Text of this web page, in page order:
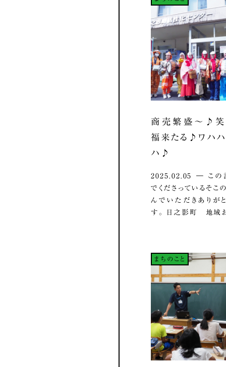
商売繁盛～♪笑
福来たる♪ワハ
ハ♪
2025.02.05 ― この
でくださっているそこ
んでいただきありが
す。 日之影町 地域
まちのこと